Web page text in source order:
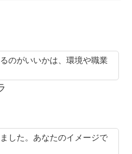
のがいいかは、環境や職業
した。あなたのイメージで